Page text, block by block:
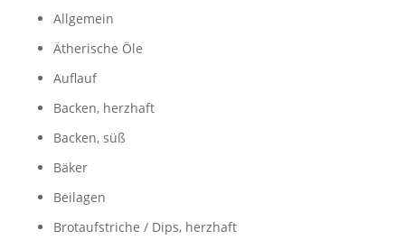
Allgemein
Ätherische Öle
Auflauf
Backen, herzhaft
Backen, süß
Bäker
Beilagen
Brotaufstriche / Dips, herzhaft